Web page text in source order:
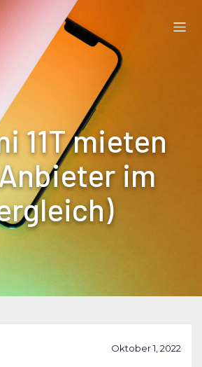
11T mieten
im
Oktober 1, 2022